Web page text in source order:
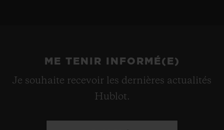
ME TENIR INFORMÉ(E)
Je souhaite recevoir les dernières actualités
Hublot.